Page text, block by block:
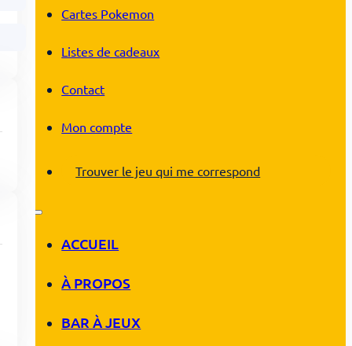
Cartes Pokemon
Listes de cadeaux
Contact
Mon compte
Trouver le jeu qui me correspond
ACCUEIL
À PROPOS
BAR À JEUX